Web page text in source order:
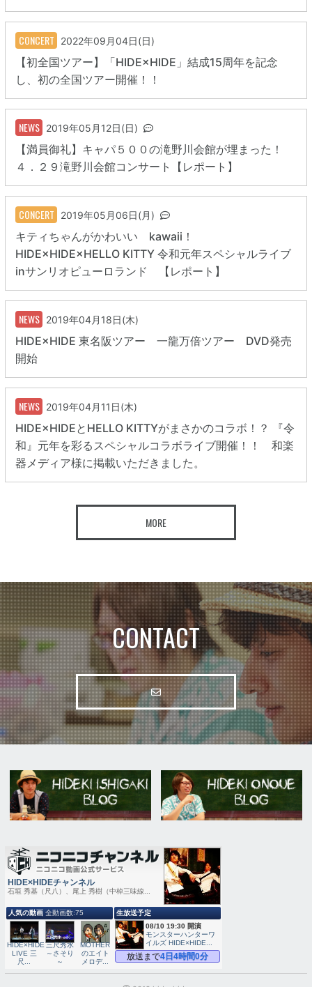
CONCERT 2022年09月04日(日)
【初全国ツアー】「HIDE×HIDE」結成15周年を記念
し、初の全国ツアー開催！！
NEWS 2019年05月12日(日)
【満員御礼】キャパ５００の滝野川会館が埋まった！
４．２９滝野川会館コンサート【レポート】
CONCERT 2019年05月06日(月)
キティちゃんがかわいい kawaii！
HIDE×HIDE×HELLO KITTY 令和元年スペシャルライブ
inサンリオピューロランド 【レポート】
NEWS 2019年04月18日(木)
HIDE×HIDE 東名阪ツアー 一龍万倍ツアー DVD発売
開始
NEWS 2019年04月11日(木)
HIDE×HIDEとHELLO KITTYがまさかのコラボ！？ 『令
和』元年を彩るスペシャルコラボライブ開催！！ 和楽
器メディア様に掲載いただきました。
MORE
CONTACT